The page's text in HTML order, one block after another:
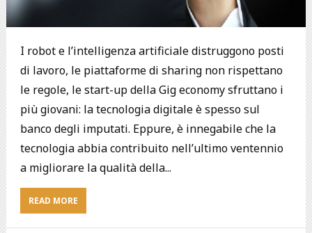
I robot e l’intelligenza artificiale distruggono posti
di lavoro, le piattaforme di sharing non rispettano
le regole, le start-up della Gig economy sfruttano i
più giovani: la tecnologia digitale è spesso sul
banco degli imputati. Eppure, è innegabile che la
tecnologia abbia contribuito nell’ultimo ventennio
a migliorare la qualità della...
READ MORE